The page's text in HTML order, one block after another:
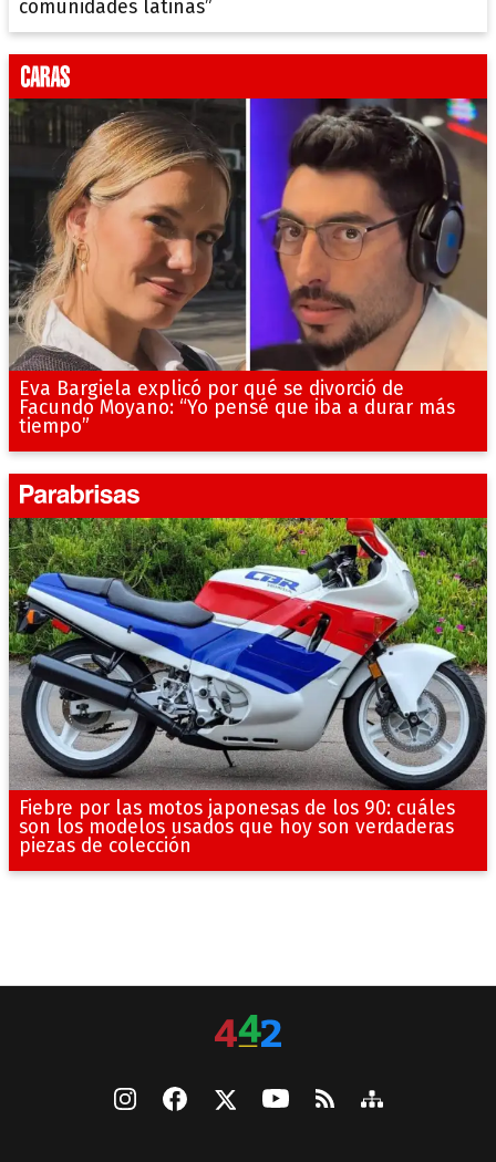
comunidades latinas”
Eva Bargiela explicó por qué se divorció de
Facundo Moyano: “Yo pensé que iba a durar más
tiempo”
Fiebre por las motos japonesas de los 90: cuáles
son los modelos usados que hoy son verdaderas
piezas de colección